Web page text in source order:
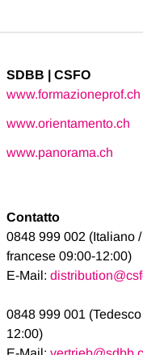
SDBB | CSFO
www.formazioneprof.ch
www.orientamento.ch
www.panorama.ch
Contatto
0848 999 002 (Italiano /
francese 09:00-12:00)
E-Mail:
0848 999 001
12:00)